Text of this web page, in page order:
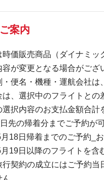
案内
時価販売商品（ダイナミッ
容が変更となる場合がござ
・便名・機種・運航会社は
は、選択中のフライトと
選択内容のお支払金額合計
先の帰着分までご予約が
18日帰着までのご予約_
19日以降のフライトを含
行契約の成立にはご予約